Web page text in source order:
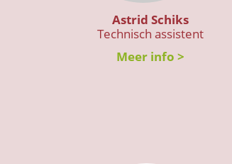
Astrid Schiks
Technisch assistent
Meer info >